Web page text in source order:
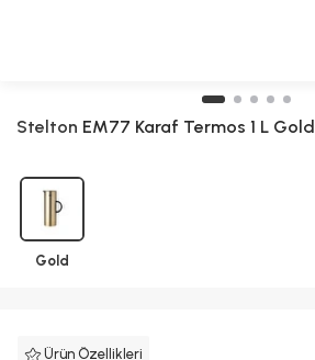
Stelton EM77 Karaf Termos 1 L Gold
Gold
Ürün Özellikleri